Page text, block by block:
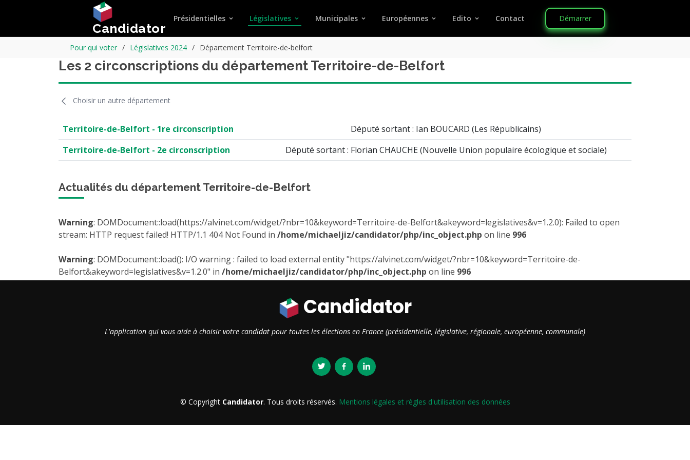
Candidator
Présidentielles Législatives Municipales Européennes Edito Contact Démarrer
Pour qui voter Législatives 2024 Département Territoire-de-belfort
Les 2 circonscriptions du département Territoire-de-Belfort
Choisir un autre département
Territoire-de-Belfort - 1re circonscription
Député sortant : Ian BOUCARD (Les Républicains)
Territoire-de-Belfort - 2e circonscription
Député sortant : Florian CHAUCHE (Nouvelle Union populaire écologique et sociale)
Actualités du département Territoire-de-Belfort
Warning: DOMDocument::load(https://alvinet.com/widget/?nbr=10&keyword=Territoire-de-Belfort&akeyword=legislatives&v=1.2.0): Failed to open
stream: HTTP request failed! HTTP/1.1 404 Not Found in /home/michaeljiz/candidator/php/inc_object.php on line 996
Warning: DOMDocument::load(): I/O warning : failed to load external entity "https://alvinet.com/widget/?nbr=10&keyword=Territoire-de-
Belfort&akeyword=legislatives&v=1.2.0" in /home/michaeljiz/candidator/php/inc_object.php on line 996
Candidator
L'application qui vous aide à choisir votre candidat pour toutes les élections en France (présidentielle, législative, régionale, européenne, communale)
© Copyright Candidator. Tous droits réservés. Mentions légales et règles d'utilisation des données